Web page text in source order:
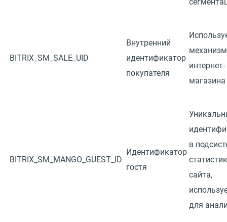
BITRIX_SM_SALE_UID
Внутренний
идентификатор
покупателя
интернет-
магазина
BITRIX_SM_MANGO_GUEST_ID
Идентификатор
гостя
в
сайта,
для